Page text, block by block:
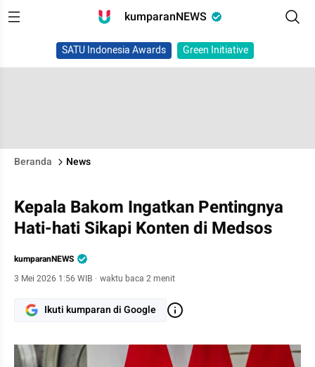
kumparanNEWS
SATU Indonesia Awards Green Initiative
Beranda News
Kepala Bakom Ingatkan Pentingnya
Hati-hati Sikapi Konten di Medsos
kumparanNEWS
3 Mei 2026 1:56 WIB · waktu baca 2 menit
Ikuti kumparan di Google